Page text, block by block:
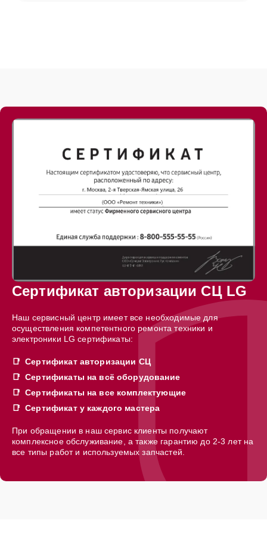
Сертификат авторизации СЦ LG
Наш сервисный центр имеет все необходимые для
осуществления компетентного ремонта техники и
электроники LG сертификаты:
Сертификат авторизации СЦ
Сертификаты на всё оборудование
Сертификаты на все комплектующие
Сертификат у каждого мастера
При обращении в наш сервис клиенты получают
комплексное обслуживание, а также гарантию до 2-3 лет на
все типы работ и используемых запчастей.